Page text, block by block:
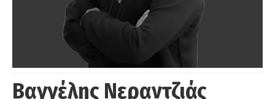
Βαγγέλης Νεραντζιάς